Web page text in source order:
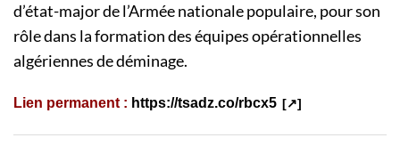
d’état-major de l’Armée nationale populaire, pour son
rôle dans la formation des équipes opérationnelles
algériennes de déminage.
Lien permanent : https://tsadz.co/rbcx5